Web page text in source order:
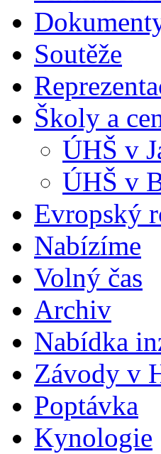
Soutěže
Školy a
ÚHŠ v
ÚHŠ v
Evropský
Nabízíme
Volný čas
Archiv
Nabídka
Závody v
Poptávka
Kynologie